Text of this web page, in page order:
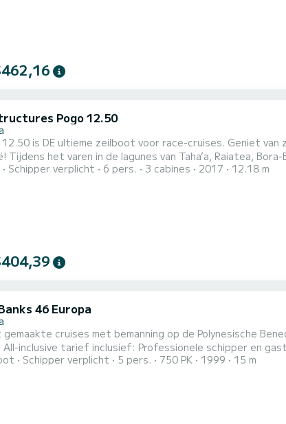
Pogo 12.50
ultieme zeilboot voor race-cruises. Geniet van zijn prestaties om het maximale plezier te beleven in Frans-
tussen de
Tahanea, Tikehau of Rangiroa... De Pogo 12.50 Fast Guy is uitgerust met een hoorn grootzeil, een Solent,
Schipper verplicht 6 pers. 3 cabines 2017 12.18 m
46 Europa
gemaakte cruises met bemanning op de Polynesische
en benzine voor het bijgebouw. Toegang tot een privé-eiland. Inscheping: Raiatea. 2
Schipper verplicht 5 pers. 750 PK 1999 15 m